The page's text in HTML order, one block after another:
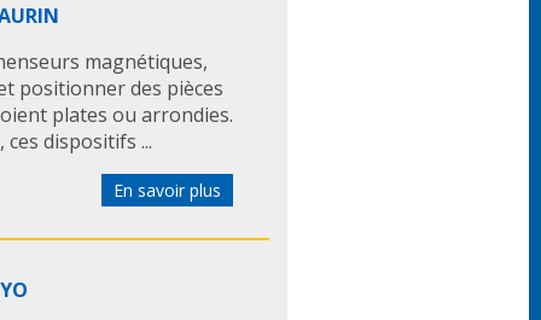
magnétiques,
positionner des pièces
plates ou arrondies.
dispositifs ...
En savoir plus